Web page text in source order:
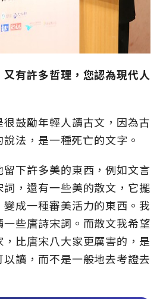
有許多哲理，您認為現代人
鼓勵年輕人讀古文，因為古
法，是一種死亡的文字。
下許多美的東西，例如文言
，還有一些美的散文，它擺
成一種審美活力的東西。我
些唐詩宋詞。而散文我希望
比唐宋八大家更厲害的，是
以讀，而不是一般地去考證去